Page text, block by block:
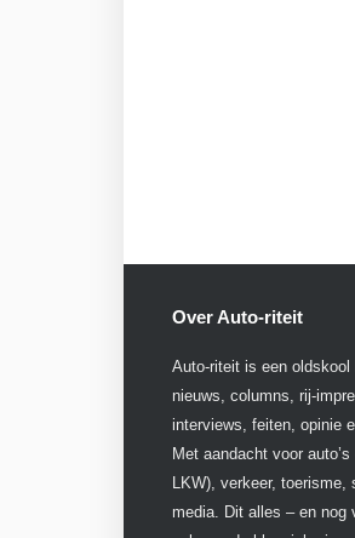
Over Auto-riteit
Auto-riteit is een oldskool
nieuws, columns, rij-
interviews, feiten, opinie
Met aandacht voor
LKW), verkeer, toerisme,
media. Dit alles – en nog